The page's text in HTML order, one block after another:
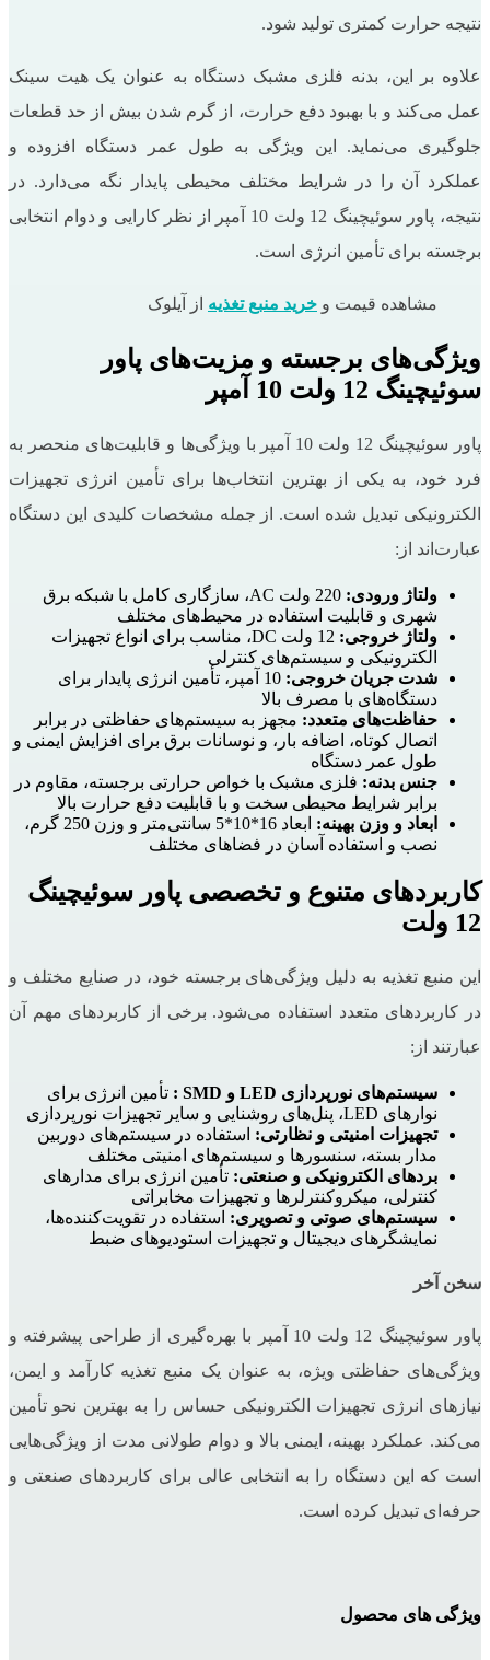
نتیجه حرارت کمتری تولید شود.
علاوه بر این، بدنه فلزی مشبک دستگاه به عنوان یک هیت سینک
عمل می‌کند و با بهبود دفع حرارت، از گرم شدن بیش از حد قطعات
جلوگیری می‌نماید. این ویژگی به طول عمر دستگاه افزوده و
عملکرد آن را در شرایط مختلف محیطی پایدار نگه می‌دارد. در
نتیجه، پاور سوئیچینگ 12 ولت 10 آمپر از نظر کارایی و دوام انتخابی
برجسته برای تأمین انرژی است.
مشاهده قیمت و خرید منبع تغذیه از آیلوک
ویژگی‌های برجسته و مزیت‌های پاور
سوئیچینگ 12 ولت 10 آمپر
پاور سوئیچینگ 12 ولت 10 آمپر با ویژگی‌ها و قابلیت‌های منحصر به
فرد خود، به یکی از بهترین انتخاب‌ها برای تأمین انرژی تجهیزات
الکترونیکی تبدیل شده است. از جمله مشخصات کلیدی این دستگاه
عبارت‌اند از:
ولتاژ ورودی:
220 ولت AC، سازگاری کامل با شبکه برق
شهری و قابلیت استفاده در محیط‌های مختلف
ولتاژ خروجی:
12 ولت DC، مناسب برای انواع تجهیزات
الکترونیکی و سیستم‌های کنترلی
شدت جریان خروجی:
10 آمپر، تأمین انرژی پایدار برای
دستگاه‌های با مصرف بالا
حفاظت‌های متعدد: مجهز به سیستم‌های حفاظتی در برابر
اتصال کوتاه، اضافه بار، و نوسانات برق برای افزایش ایمنی و
طول عمر دستگاه
جنس بدنه: فلزی مشبک با خواص حرارتی برجسته، مقاوم در
برابر شرایط محیطی سخت و با قابلیت دفع حرارت بالا
ابعاد و وزن بهینه:
ابعاد 16*10*5 سانتی‌متر و وزن 250 گرم،
نصب و استفاده آسان در فضاهای مختلف
کاربردهای متنوع و تخصصی پاور سوئیچینگ
12 ولت
این منبع تغذیه به دلیل ویژگی‌های برجسته خود، در صنایع مختلف و
در کاربردهای متعدد استفاده می‌شود. برخی از کاربردهای مهم آن
عبارتند از:
سیستم‌های نورپردازی LED و SMD
: تأمین انرژی برای
نوارهای LED، پنل‌های روشنایی و سایر تجهیزات نورپردازی
تجهیزات امنیتی و نظارتی: استفاده در سیستم‌های دوربین
مدار بسته، سنسورها و سیستم‌های امنیتی مختلف
بردهای الکترونیکی و صنعتی: تأمین انرژی برای مدارهای
کنترلی، میکروکنترلرها و تجهیزات مخابراتی
سیستم‌های صوتی و تصویری: استفاده در تقویت‌کننده‌ها،
نمایشگرهای دیجیتال و تجهیزات استودیوهای ضبط
سخن آخر
پاور سوئیچینگ 12 ولت 10 آمپر با بهره‌گیری از طراحی پیشرفته و
ویژگی‌های حفاظتی ویژه، به عنوان یک منبع تغذیه کارآمد و ایمن،
نیازهای انرژی تجهیزات الکترونیکی حساس را به بهترین نحو تأمین
می‌کند. عملکرد بهینه، ایمنی بالا و دوام طولانی ‌مدت از ویژگی‌هایی
است که این دستگاه را به انتخابی عالی برای کاربردهای صنعتی و
حرفه‌ای تبدیل کرده است.
ویژگی های محصول